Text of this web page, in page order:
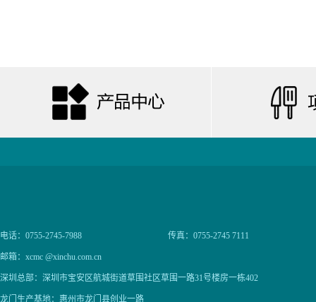
深圳总部：深圳市宝安区航城街道草围社区草围一路31号楼房一栋402
龙门生产基地：惠州市龙门县创业一路
电话：0755-2745-7988 传真：0755-2745 7111
邮箱：xcmc @xinchu.com.cn